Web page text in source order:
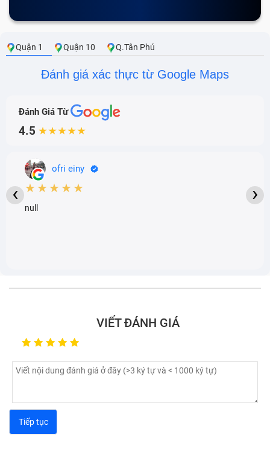
Quận 1 Quận 10 Q.Tân Phú
Đánh giá xác thực từ Google Maps
Đánh Giá Từ
4.5 ★★★★★
ofri einy
★★★★★
null
‹ ›
VIẾT ĐÁNH GIÁ